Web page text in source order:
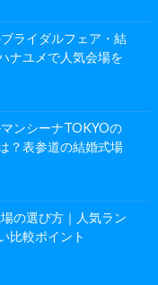
ライダルフェア・結
ナユメで人気会場を
マンシーナTOKYOの
？表参道の結婚式場
の選び方｜人気ラン
比較ポイント